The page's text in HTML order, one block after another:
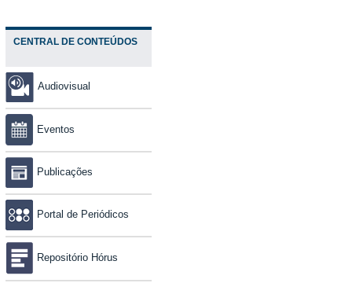
CENTRAL DE CONTEÚDOS
Audiovisual
Eventos
Publicações
Portal de Periódicos
Repositório Hórus